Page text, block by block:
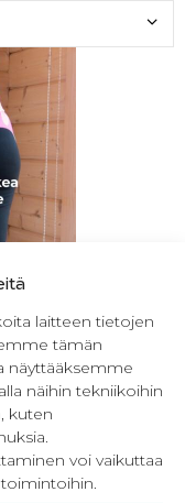
laitteen tietojen
tämän
näyttääksemme
näihin tekniikoihin
kuten
voi vaikuttaa
– ohje